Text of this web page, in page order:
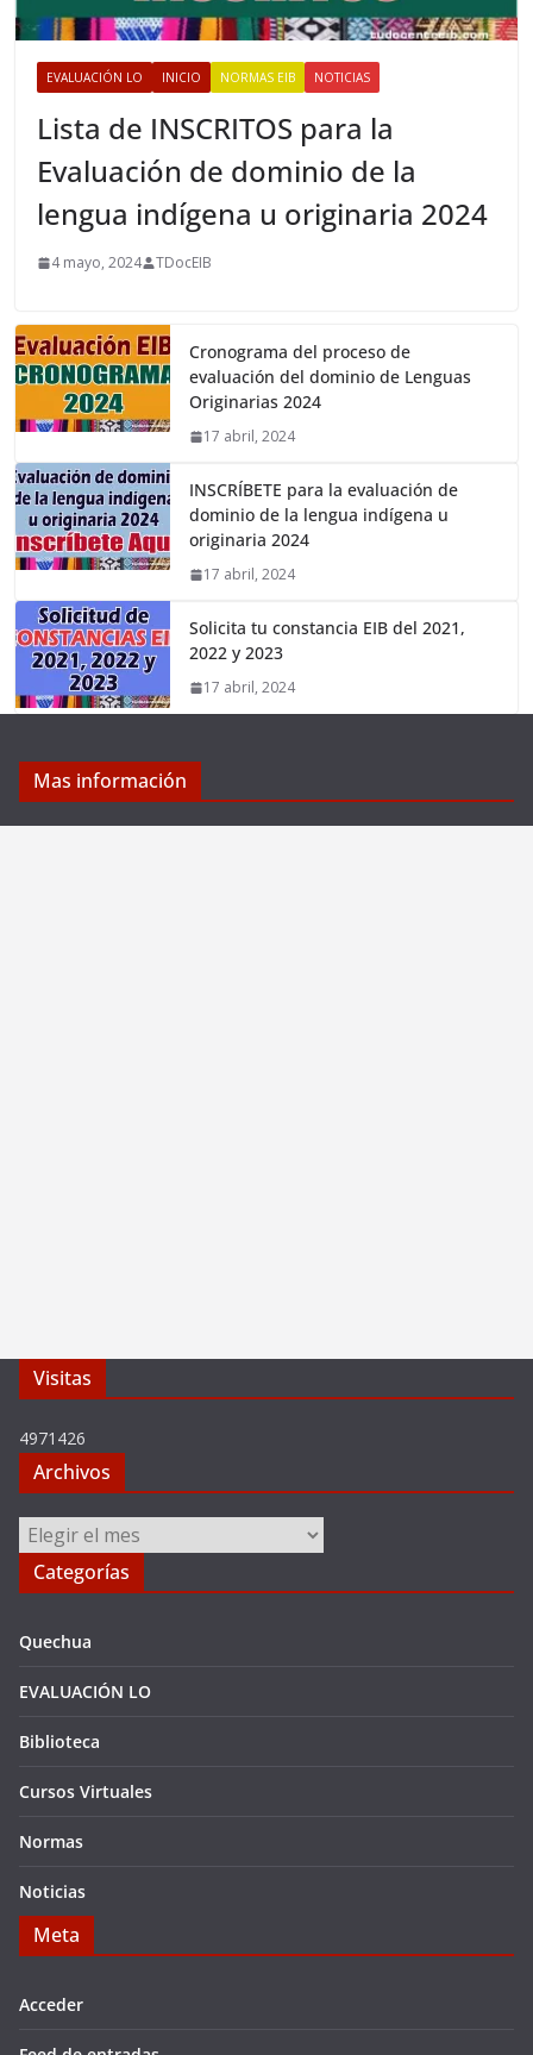
EVALUACIÓN LO INICIO NORMAS EIB NOTICIAS
Lista de INSCRITOS para la
Evaluación de dominio de la
lengua indígena u originaria 2024
4 mayo, 2024 TDocEIB
Cronograma del proceso de
evaluación del dominio de Lenguas
Originarias 2024
17 abril, 2024
INSCRÍBETE para la evaluación de
dominio de la lengua indígena u
originaria 2024
17 abril, 2024
Solicita tu constancia EIB del 2021,
2022 y 2023
17 abril, 2024
Mas información
Visitas
4971426
Archivos
Archivos
Categorías
Quechua
EVALUACIÓN LO
Biblioteca
Cursos Virtuales
Normas
Noticias
Meta
Acceder